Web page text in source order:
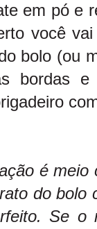
em pó e
você
bolo (ou
bordas e
é meio
do bolo
Se o